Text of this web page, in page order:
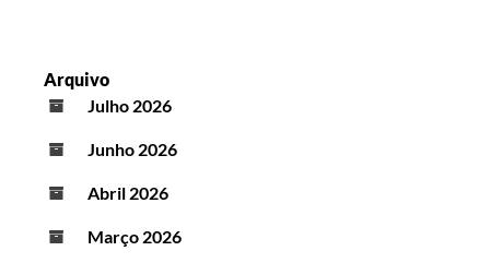
Arquivo
Julho 2026
Junho 2026
Abril 2026
Março 2026